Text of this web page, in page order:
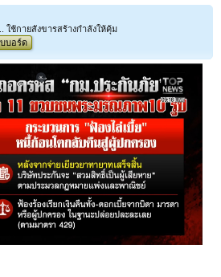
ใช้กายสังขารสร้างกำลังให้คุ้ม
บอร์ด